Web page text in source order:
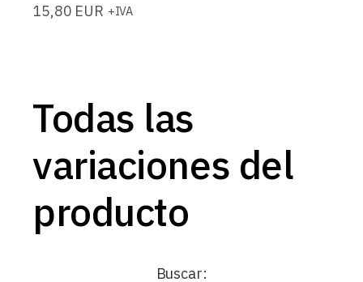
15,80 EUR +IVA
Todas las
variaciones del
producto
Buscar: